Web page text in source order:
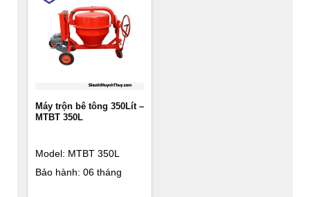
Máy trộn bê tông 350Lít –
MTBT 350L
Model: MTBT 350L
Bảo hành: 06 tháng